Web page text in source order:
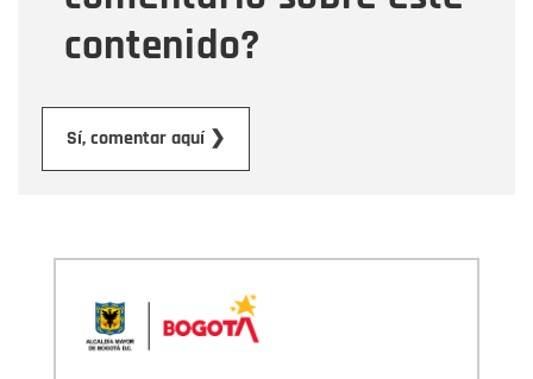
contenido?
Sí, comentar aquí ❯